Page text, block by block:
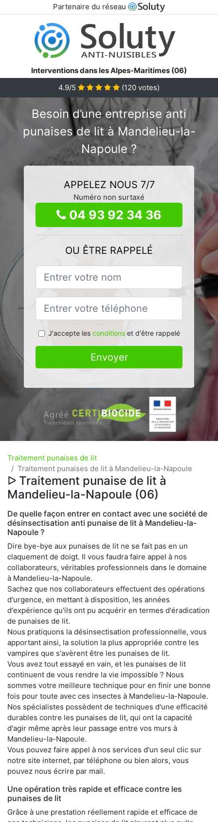
Partenaire du réseau
Interventions dans les Alpes-Maritimes (06)
4.9/5
(120 votes)
Besoin d’une entreprise anti
punaises de lit à Mandelieu-la-
Napoule ?
APPELEZ NOUS 7/7
Numéro non surtaxé
04 93 92 34 36
OU ÊTRE RAPPELÉ
J'accepte les conditionset d'être rappelé
Envoyer
Traitement punaises de lit
Traitement punaises de lit à Mandelieu-la-Napoule
ᐅ Traitement punaise de lit à
Mandelieu-la-Napoule (06)
De quelle façon entrer en contact avec une société de
désinsectisation anti punaise de lit à Mandelieu-la-
Napoule ?
Dire bye-bye aux punaises de lit ne se fait pas en un
claquement de doigt. Il vous faudra faire appel à nos
collaborateurs, véritables professionnels dans le domaine
à Mandelieu-la-Napoule.
Sachez que nos collaborateurs effectuent des opérations
d'urgence, en mettant à disposition, les années
d'expérience qu'ils ont pu acquérir en termes d'éradication
de punaises de lit.
Nous pratiquons la désinsectisation professionnelle, vous
apportant ainsi, la solution la plus appropriée contre les
vampires que s'avèrent être les punaises de lit.
Vous avez tout essayé en vain, et les punaises de lit
continuent de vous rendre la vie impossible ? Nous
sommes votre meilleure technique pour en finir une bonne
fois pour toute avec ces insectes à Mandelieu-la-Napoule.
Nos spécialistes possèdent de techniques d'une efficacité
durables contre les punaises de lit, qui ont la capacité
d'agir même après leur passage entre vos murs à
Mandelieu-la-Napoule.
Vous pouvez faire appel à nos services d'un seul clic sur
notre site internet, par téléphone ou bien alors, vous
pouvez nous écrire par mail.
Une opération très rapide et efficace contre les
punaises de lit
Grâce à une prestation réellement rapide et efficace de